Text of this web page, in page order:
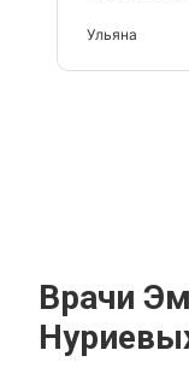
Ульяна
Врачи